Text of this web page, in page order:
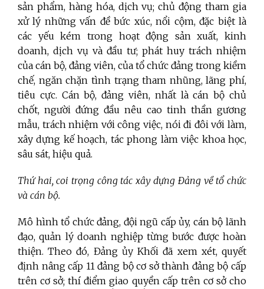
sản phẩm, hàng hóa, dịch vụ; chủ động tham gia
xử lý những vấn đề bức xúc, nổi cộm, đặc biệt là
các yếu kém trong hoạt động sản xuất, kinh
doanh, dịch vụ và đầu tư; phát huy trách nhiệm
của cán bộ, đảng viên, của tổ chức đảng trong kiềm
chế, ngăn chặn tình trạng tham nhũng, lãng phí,
tiêu cực. Cán bộ, đảng viên, nhất là cán bộ chủ
chốt, người đứng đầu nêu cao tinh thần gương
mẫu, trách nhiệm với công việc, nói đi đôi với làm,
xây dựng kế hoạch, tác phong làm việc khoa học,
sâu sát, hiệu quả.
Thứ hai, coi trọng công tác xây dựng Đảng về tổ chức
và cán bộ.
Mô hình tổ chức đảng, đội ngũ cấp ủy, cán bộ lãnh
đạo, quản lý doanh nghiệp từng bước được hoàn
thiện. Theo đó, Đảng ủy Khối đã xem xét, quyết
định nâng cấp 11 đảng bộ cơ sở thành đảng bộ cấp
trên cơ sở; thí điểm giao quyền cấp trên cơ sở cho